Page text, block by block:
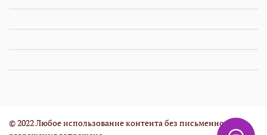
© 2022 Любое использование контента без письменного